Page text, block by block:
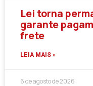
Lei torna
garante
frete
LEIA MAIS »
6 de agosto de 2026